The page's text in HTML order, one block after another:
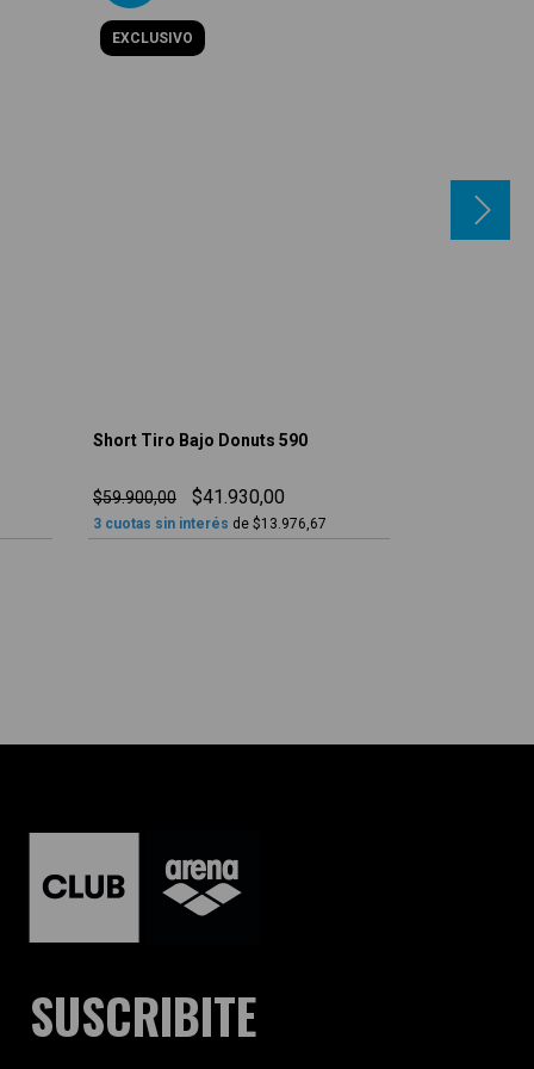
EXCLUSIVO
Short Tiro Bajo Donuts 590
$59.900,00 $41.930,00
3 cuotas sin interés de $13.976,67
SUSCRIBITE